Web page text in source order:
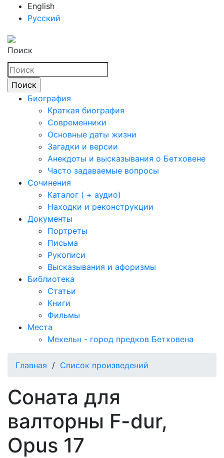
English
Русский
Поиск
Биография
Краткая биография
Современники
Основные даты жизни
Загадки и версии
Анекдоты и высказывания о Бетховене
Часто задаваемые вопросы
Сочинения
Каталог ( + аудио)
Находки и реконструкции
Документы
Портреты
Письма
Рукописи
Высказывания и афоризмы
Библиотека
Статьи
Книги
Фильмы
Места
Мехельн - город предков Бетховена
Главная / Список произведений
Соната для
валторны F-dur,
Opus 17